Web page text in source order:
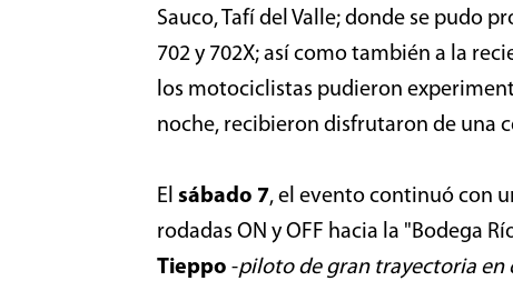
Sauco, Tafí del Valle; donde se pudo
702 y 702X; así como también a la
los motociclistas pudieron
noche, recibieron disfrutaron de una
El sábado 7, el evento continuó con
rodadas ON y OFF hacia la "Bodega
Tieppo -piloto de gran trayectoria en